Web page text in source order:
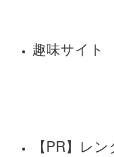
趣味サイト
【PR】レ